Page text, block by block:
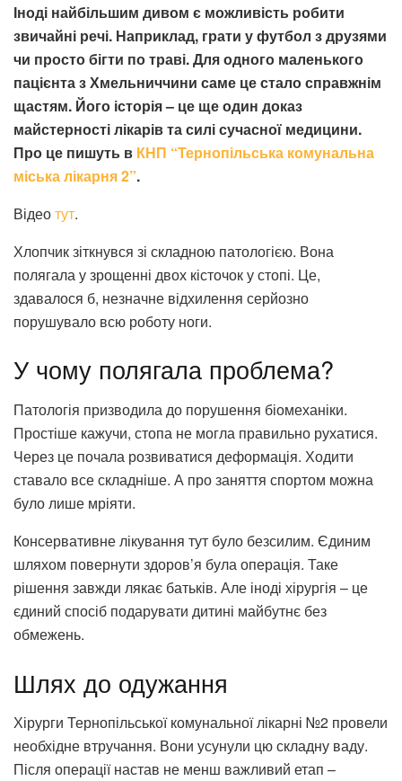
Іноді найбільшим дивом є можливість робити
звичайні речі. Наприклад, грати у футбол з друзями
чи просто бігти по траві. Для одного маленького
пацієнта з Хмельниччини саме це стало справжнім
щастям. Його історія – це ще один доказ
майстерності лікарів та силі сучасної медицини.
Про це пишуть в КНП “Тернопільська комунальна
міська лікарня 2”.
Відеотут.
Хлопчик зіткнувся зі складною патологією. Вона
полягала у зрощенні двох кісточок у стопі. Це,
здавалося б, незначне відхилення серйозно
порушувало всю роботу ноги.
У чому полягала проблема?
Патологія призводила до порушення біомеханіки.
Простіше кажучи, стопа не могла правильно рухатися.
Через це почала розвиватися деформація. Ходити
ставало все складніше. А про заняття спортом можна
було лише мріяти.
Консервативне лікування тут було безсилим. Єдиним
шляхом повернути здоров’я була операція. Таке
рішення завжди лякає батьків. Але іноді хірургія – це
єдиний спосіб подарувати дитині майбутнє без
обмежень.
Шлях до одужання
Хірурги Тернопільської комунальної лікарні №2 провели
необхідне втручання. Вони усунули цю складну ваду.
Після операції настав не менш важливий етап –